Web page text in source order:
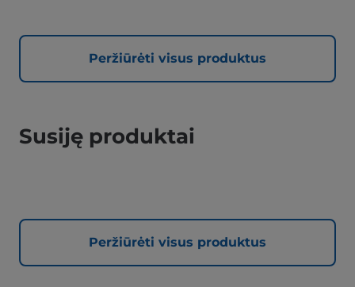
Peržiūrėti visus produktus
Susiję produktai
Peržiūrėti visus produktus